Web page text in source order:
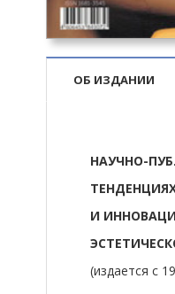
ОБ ИЗДАНИИ
НАУЧНО-
И
(издается с